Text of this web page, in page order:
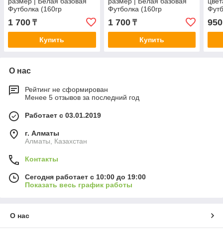
Футболка (160гр
плотности) | Футболка хб
под принт
1 700 ₸
Купить
Футболка (160гр
плотности) | Футболка хб
под принт
1 700₸
Купить
под
950
О нас
Рейтинг не сформирован
Менее 5 отзывов за последний год
Работает с 03.01.2019
г. Алматы
Алматы, Казахстан
Контакты
Сегодня работает с 10:00 до 19:00
Показать весь график работы
О нас